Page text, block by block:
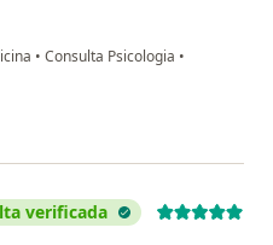
• Consulta Psicologia •
verificada